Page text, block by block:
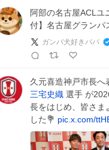
阿部の名古屋ACLユ
付】名古屋グランパ
ガンバ犬好きパパ
久元喜造神戸市長へ
三宅史織 選手 が
長をはじめ、皆さま
した💐 pic.x.com/